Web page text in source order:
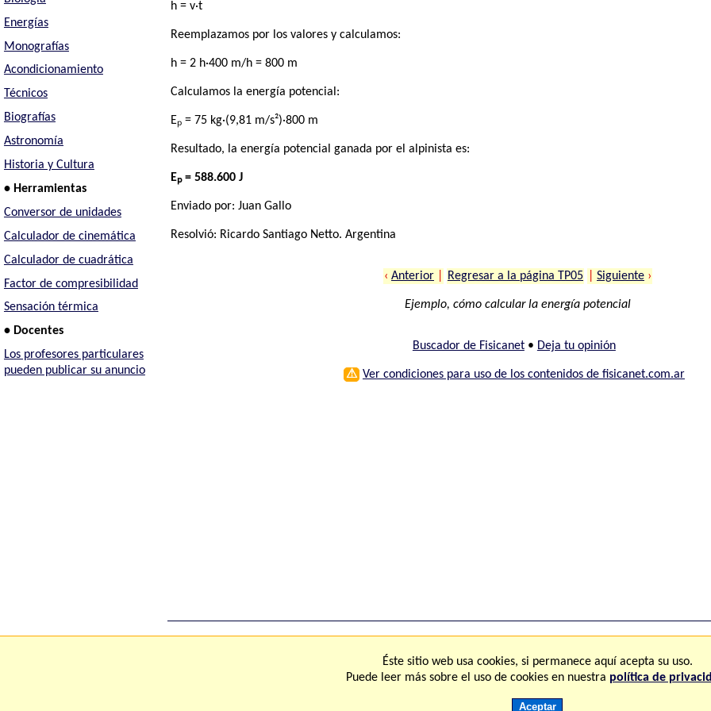
Energías
Monografías
Acondicionamiento
Técnicos
Biografías
Astronomía
Historia y Cultura
• Herramientas
Conversor de unidades
Calculador de cinemática
Calculador de cuadrática
Factor de compresibilidad
Sensación térmica
• Docentes
Los profesores particulares
pueden publicar su anuncio
h = v·t
Reemplazamos por los valores y calculamos:
h = 2 h·400 m/h = 800 m
Calculamos la energía potencial:
Eₚ = 75 kg·(9,81 m/s²)·800 m
Resultado, la energía potencial ganada por el alpinista es:
Eₚ = 588.600 J
Enviado por: Juan Gallo
Resolvió: Ricardo Santiago Netto. Argentina
‹ Anterior Regresar a la página TP05 Siguiente ›
Ejemplo, cómo calcular la energía potencial
Buscador de Fisicanet• Deja tu opinión
⚠ Ver condiciones para uso de los contenidos de fisicanet.com.ar
Copyright © 2.000-2.028 Fisicanet ® Todos los derechos reservados
Éste sitio web usa cookies, si permanece aquí acepta su uso.
Puede leer más sobre el uso de cookies en nuestra política de